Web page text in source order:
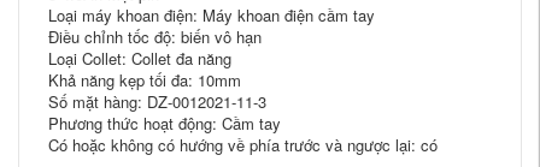
Loại máy khoan điện: Máy khoan điện cầm tay
Điều chỉnh tốc độ: biến vô hạn
Loại Collet: Collet đa năng
Khả năng kẹp tối đa: 10mm
Số mặt hàng: DZ-0012021-11-3
Phương thức hoạt động: Cầm tay
Có hoặc không có hướng về phía trước và ngược lại: có